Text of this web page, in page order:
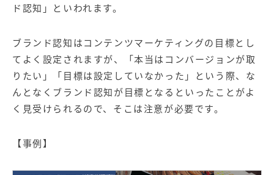
ド認知」といわれます。
ブランド認知はコンテンツマーケティングの目標とし
てよく設定されますが、「本当は コンバージョンが取
りたい」「目標は設定していなかった」という際、な
んとなくブランド認知が目標となるといったことがよ
く見受けられるので、そこは注意が必要です。
【事例】